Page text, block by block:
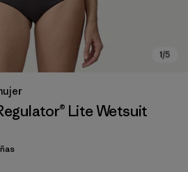
Lite Wetsuit
/ 5